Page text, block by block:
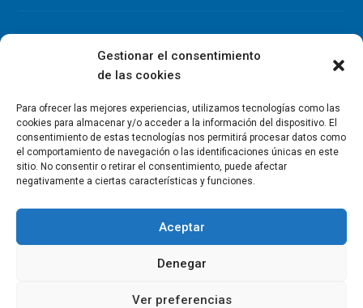
Gestionar el consentimiento
de las cookies
Para ofrecer las mejores experiencias, utilizamos tecnologías como las
cookies para almacenar y/o acceder a la información del dispositivo. El
consentimiento de estas tecnologías nos permitirá procesar datos como
el comportamiento de navegación o las identificaciones únicas en este
sitio. No consentir o retirar el consentimiento, puede afectar
negativamente a ciertas características y funciones.
Aceptar
Denegar
Ver preferencias
Copyright Colegio Oficial de Fisioterapeutas de la Región de